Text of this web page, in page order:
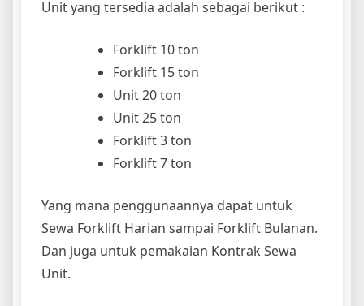
Unit yang tersedia adalah sebagai berikut :
Forklift 10 ton
Forklift 15 ton
Unit 20 ton
Unit 25 ton
Forklift 3 ton
Forklift 7 ton
Yang mana penggunaannya dapat untuk
Sewa Forklift Harian sampai Forklift Bulanan.
Dan juga untuk pemakaian Kontrak Sewa
Unit.